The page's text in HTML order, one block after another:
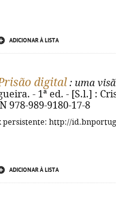
ADICIONAR À LISTA
digital : uma
- 1ª ed. - [S.l.] :
978-989-9180-17-8
persistente: http://
ADICIONAR À LISTA